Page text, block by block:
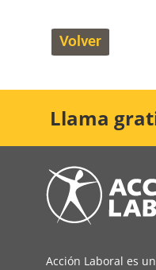
Volver
Llama
Acción Laboral es